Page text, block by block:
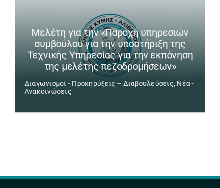
Μελέτη για την «Παροχή υπηρεσιών
συμβούλου για την υποστήριξη της
Τεχνικής Υπηρεσίας για την εκπόνηση
της μελέτης πεζοδρομήσεων»
Διαγωνισμοί - Προκηρύξεις – Διαβουλεύσεις, Νέα -
Ανακοινώσεις